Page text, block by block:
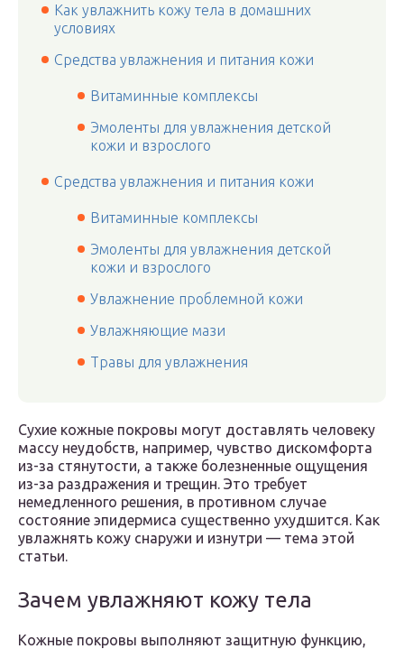
Как увлажнить кожу тела в домашних
условиях
Средства увлажнения и питания кожи
Витаминные комплексы
Эмоленты для увлажнения детской
кожи и взрослого
Средства увлажнения и питания кожи
Витаминные комплексы
Эмоленты для увлажнения детской
кожи и взрослого
Увлажнение проблемной кожи
Увлажняющие мази
Травы для увлажнения
Сухие кожные покровы могут доставлять человеку
массу неудобств, например, чувство дискомфорта
из-за стянутости, а также болезненные ощущения
из-за раздражения и трещин. Это требует
немедленного решения, в противном случае
состояние эпидермиса существенно ухудшится. Как
увлажнять кожу снаружи и изнутри — тема этой
статьи.
Зачем увлажняют кожу тела
Кожные покровы выполняют защитную функцию,